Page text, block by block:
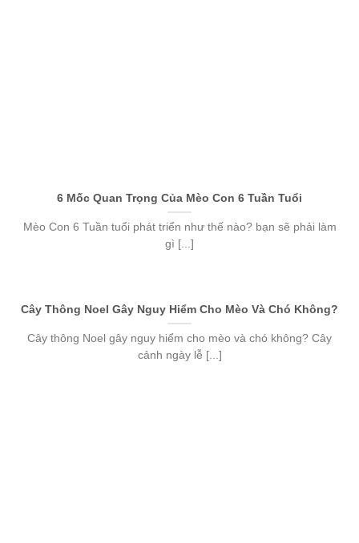
6 Mốc Quan Trọng Của Mèo Con 6 Tuần Tuổi
Mèo Con 6 Tuần tuổi phát triển như thế nào? bạn sẽ phải làm
gì [...]
Cây Thông Noel Gây Nguy Hiểm Cho Mèo Và Chó Không?
Cây thông Noel gây nguy hiểm cho mèo và chó không? Cây
cảnh ngày lễ [...]